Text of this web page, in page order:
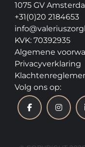
1075 GV
+31(0)20 2184653
KVK: 70392935
Algemene
Privacyverklaring
Volg ons op: